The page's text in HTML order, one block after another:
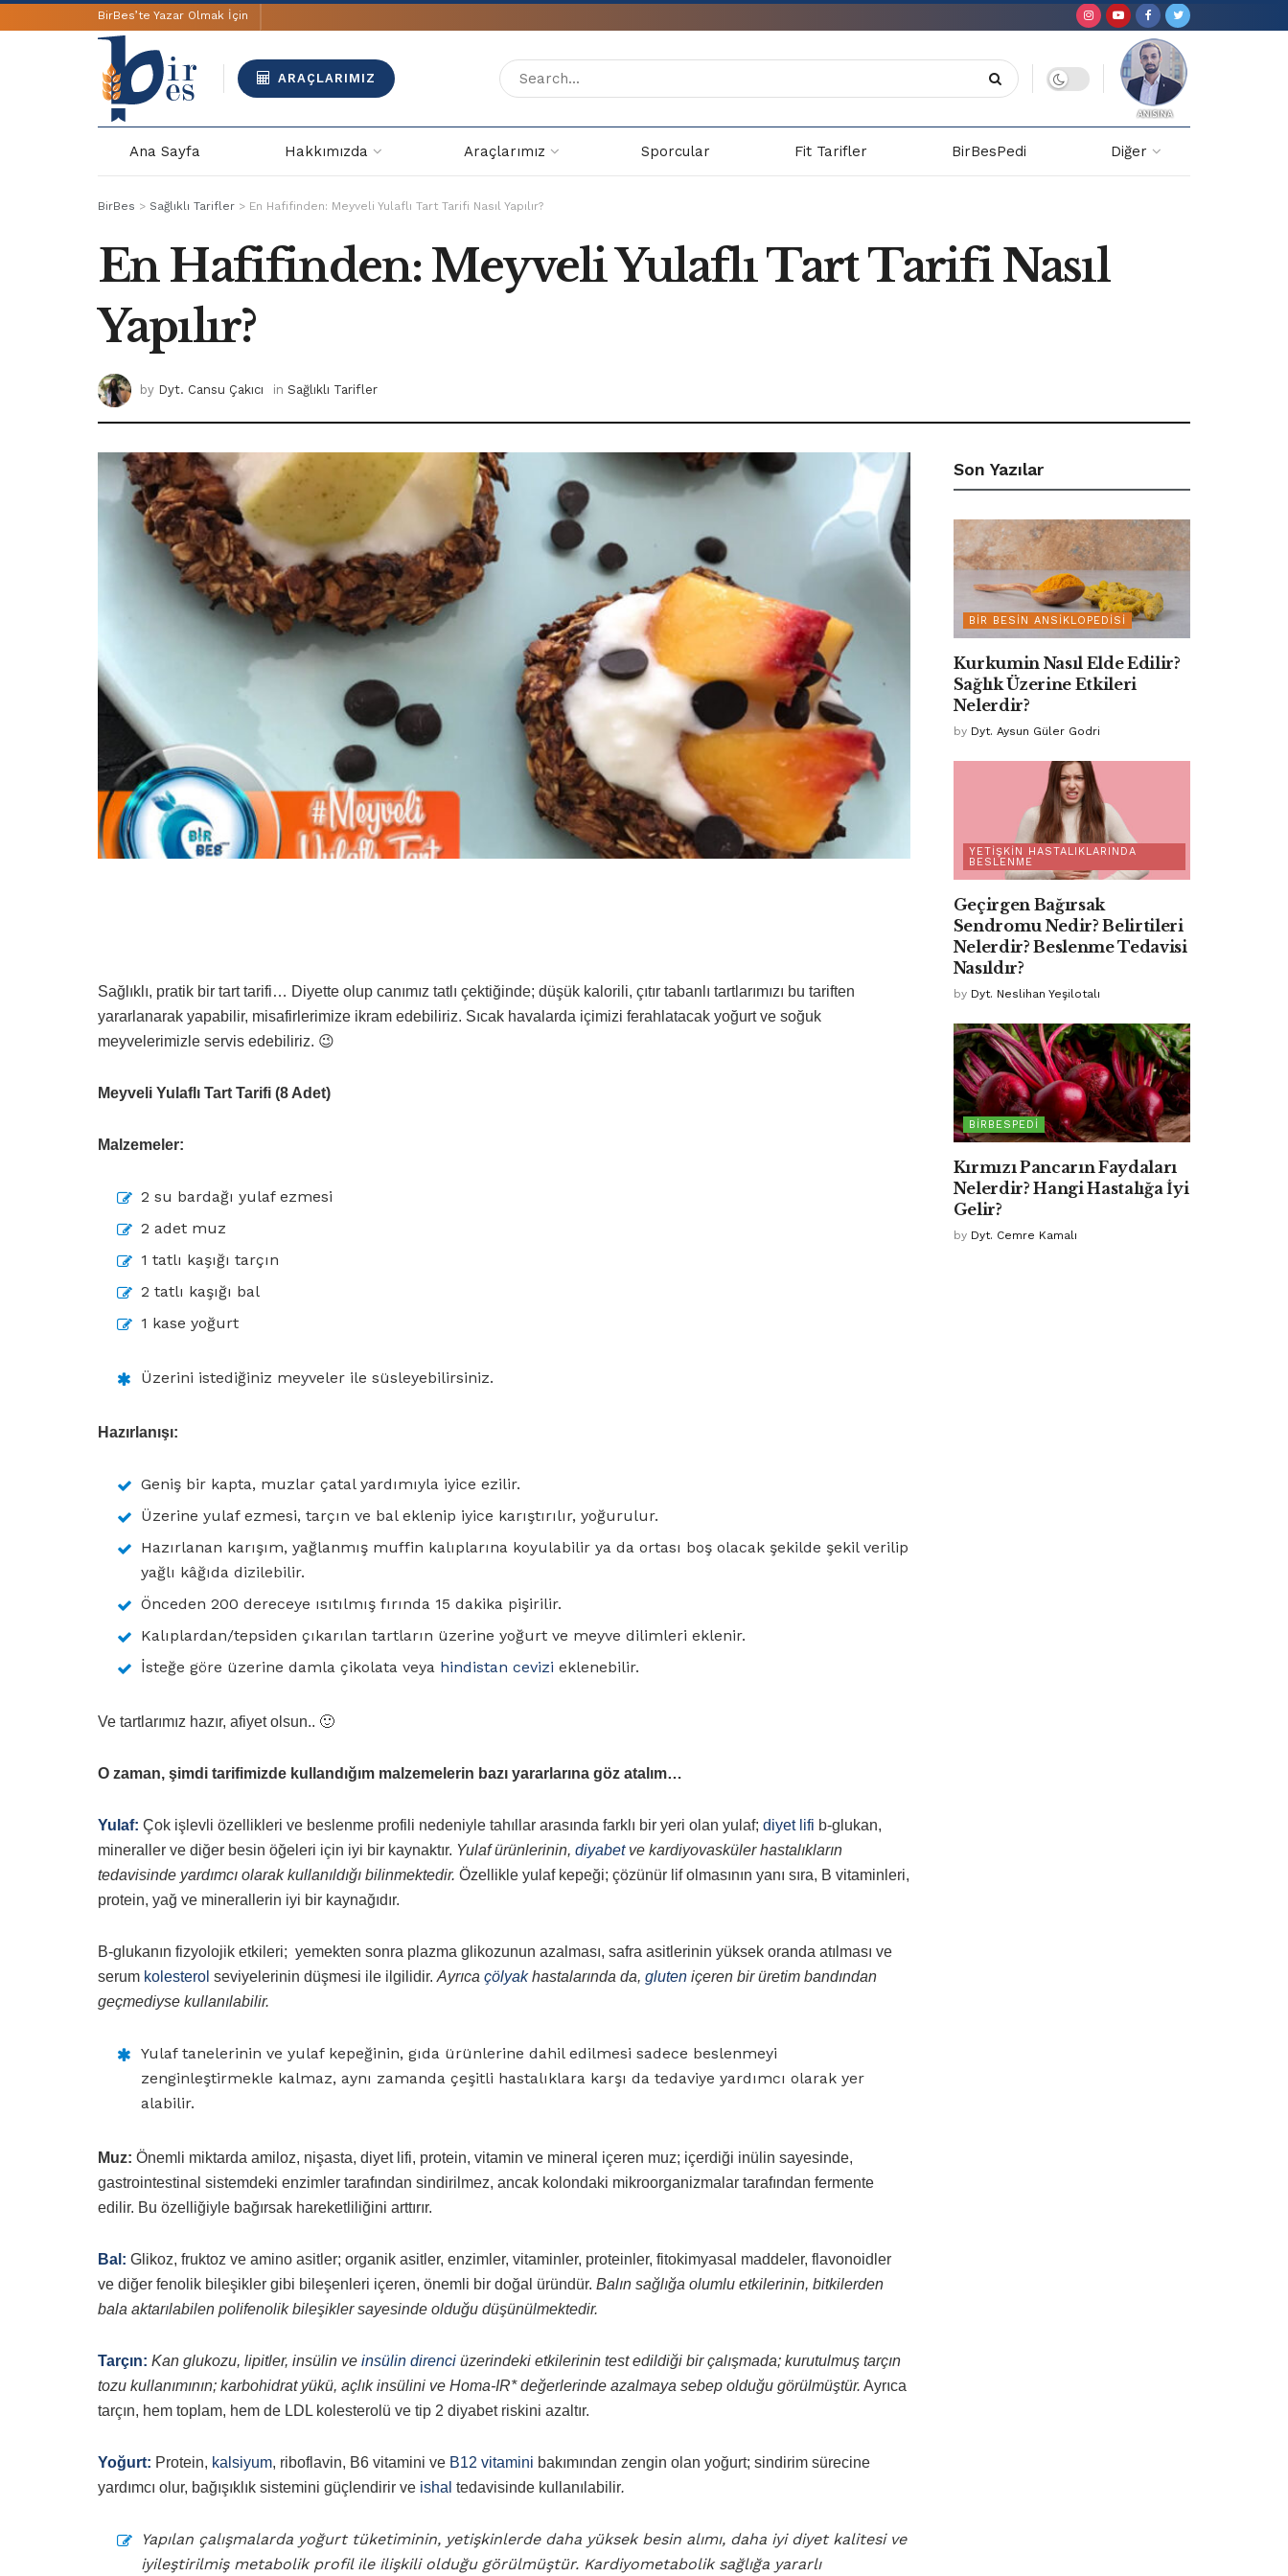
BirBes’te Yazar Olmak İçin
ARAÇLARIMIZ
Ana Sayfa Hakkımızda Araçlarımız Sporcular Fit Tarifler BirBesPedi Diğer
BirBes > Sağlıklı Tarifler > En Hafifinden: Meyveli Yulaflı Tart Tarifi Nasıl Yapılır?
En Hafifinden: Meyveli Yulaflı Tart Tarifi Nasıl
Yapılır?
by Dyt. Cansu Çakıcı in Sağlıklı Tarifler
Sağlıklı, pratik bir tart tarifi… Diyette olup canımız tatlı çektiğinde; düşük kalorili, çıtır tabanlı tartlarımızı bu tariften
yararlanarak yapabilir, misafirlerimize ikram edebiliriz. Sıcak havalarda içimizi ferahlatacak yoğurt ve soğuk
meyvelerimizle servis edebiliriz. 😉
Meyveli Yulaflı Tart Tarifi (8 Adet)
Malzemeler:
2 su bardağı yulaf ezmesi
2 adet muz
1 tatlı kaşığı tarçın
2 tatlı kaşığı bal
1 kase yoğurt
Üzerini istediğiniz meyveler ile süsleyebilirsiniz.
Hazırlanışı:
Geniş bir kapta, muzlar çatal yardımıyla iyice ezilir.
Üzerine yulaf ezmesi, tarçın ve bal eklenip iyice karıştırılır, yoğurulur.
Hazırlanan karışım, yağlanmış muffin kalıplarına koyulabilir ya da ortası boş olacak şekilde şekil verilip
yağlı kâğıda dizilebilir.
Önceden 200 dereceye ısıtılmış fırında 15 dakika pişirilir.
Kalıplardan/tepsiden çıkarılan tartların üzerine yoğurt ve meyve dilimleri eklenir.
İsteğe göre üzerine damla çikolata veya hindistan cevizi eklenebilir.
Ve tartlarımız hazır, afiyet olsun.. 🙂
O zaman, şimdi tarifimizde kullandığım malzemelerin bazı yararlarına göz atalım…
Yulaf: Çok işlevli özellikleri ve beslenme profili nedeniyle tahıllar arasında farklı bir yeri olan yulaf; diyet lifi b-glukan,
mineraller ve diğer besin öğeleri için iyi bir kaynaktır. Yulaf ürünlerinin, diyabetve kardiyovasküler hastalıkların
tedavisinde yardımcı olarak kullanıldığı bilinmektedir. Özellikle yulaf kepeği; çözünür lif olmasının yanı sıra, B vitaminleri,
protein, yağ ve minerallerin iyi bir kaynağıdır.
B-glukanın fizyolojik etkileri; yemekten sonra plazma glikozunun azalması, safra asitlerinin yüksek oranda atılması ve
serum kolesterol seviyelerinin düşmesi ile ilgilidir. Ayrıca çölyakhastalarında da, gluten içeren bir üretim bandından
geçmediyse kullanılabilir.
Yulaf tanelerinin ve yulaf kepeğinin, gıda ürünlerine dahil edilmesi sadece beslenmeyi
zenginleştirmekle kalmaz, aynı zamanda çeşitli hastalıklara karşı da tedaviye yardımcı olarak yer
alabilir.
Muz: Önemli miktarda amiloz, nişasta, diyet lifi, protein, vitamin ve mineral içeren muz; içerdiği inülin sayesinde,
gastrointestinal sistemdeki enzimler tarafından sindirilmez, ancak kolondaki mikroorganizmalar tarafından fermente
edilir. Bu özelliğiyle bağırsak hareketliliğini arttırır.
Bal: Glikoz, fruktoz ve amino asitler; organik asitler, enzimler, vitaminler, proteinler, fitokimyasal maddeler, flavonoidler
ve diğer fenolik bileşikler gibi bileşenleri içeren, önemli bir doğal üründür. Balın sağlığa olumlu etkilerinin, bitkilerden
bala aktarılabilen polifenolik bileşikler sayesinde olduğu düşünülmektedir.
Tarçın: Kan glukozu, lipitler, insülin ve insülin direnci üzerindeki etkilerinin test edildiği bir çalışmada; kurutulmuş tarçın
tozu kullanımının; karbohidrat yükü, açlık insülini ve Homa-IR* değerlerinde azalmaya sebep olduğu görülmüştür. Ayrıca
tarçın, hem toplam, hem de LDL kolesterolü ve tip 2 diyabet riskini azaltır.
Yoğurt: Protein, kalsiyum, riboflavin, B6 vitamini ve B12 vitamini bakımından zengin olan yoğurt; sindirim sürecine
yardımcı olur, bağışıklık sistemini güçlendirir ve ishal tedavisinde kullanılabilir.
Yapılan çalışmalarda yoğurt tüketiminin, yetişkinlerde daha yüksek besin alımı, daha iyi diyet kalitesi ve
iyileştirilmiş metabolik profil ile ilişkili olduğu görülmüştür. Kardiyometabolik sağlığa yararlı
Son Yazılar
BIR BESIN ANSIKLOPEDISI
Kurkumin Nasıl Elde Edilir?
Sağlık Üzerine Etkileri
Nelerdir?
by Dyt. Aysun Güler Godri
YETIŞKIN HASTALIKLARINDA
BESLENME
Geçirgen Bağırsak
Sendromu Nedir? Belirtileri
Nelerdir? Beslenme Tedavisi
Nasıldır?
by Dyt. Neslihan Yeşilotalı
BIRBESPEDI
Kırmızı Pancarın Faydaları
Nelerdir? Hangi Hastalığa İyi
Gelir?
by Dyt. Cemre Kamalı